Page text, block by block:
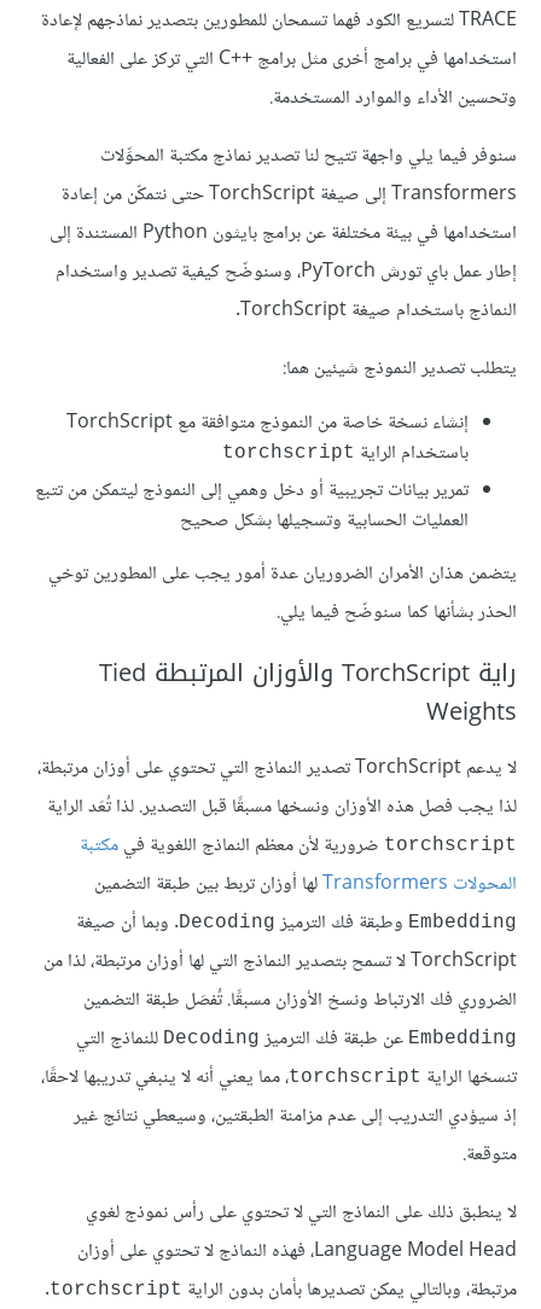
TRACEلتسريع الكود فهما تسمحان للمطورين بتصدير نماذجهم لإعادة
استخدامها في برامج أخرى مثل برامج C++‎ التي تركز على الفعالية
وتحسين الأداء والموارد المستخدمة.
سنوفر فيما يلي واجهة تتيح لنا تصدير نماذج مكتبة المحوِّلات
Transformers إلى صيغة TorchScript حتى نتمكّن من إعادة
استخدامها في بيئة مختلفة عن برامج بايثون Python المستندة إلى
إطار عمل باي تورش PyTorch، وسنوضّح كيفية تصدير واستخدام
النماذج باستخدام صيغة TorchScript.
يتطلب تصدير النموذج شيئين هما:
إنشاء نسخة خاصة من النموذج متوافقة مع TorchScript
باستخدام الراية torchscript
تمرير بيانات تجريبية أو دخل وهمي إلى النموذج ليتمكن من تتبع
العمليات الحسابية وتسجيلها بشكل صحيح
يتضمن هذان الأمران الضروريان عدة أمور يجب على المطورين توخي
الحذر بشأنها كما سنوضّح فيما يلي.
راية TorchScript والأوزان المرتبطة Tied
Weights
لا يدعم TorchScript تصدير النماذج التي تحتوي على أوزان مرتبطة،
لذا يجب فصل هذه الأوزان ونسخها مسبقًا قبل التصدير. لذا تُعَد الراية
torchscript ضرورية لأن معظم النماذج اللغوية فيمكتبة
المحولات Transformers
لها أوزان تربط بين طبقة التضمين
Embedding وطبقة فك الترميز Decoding. وبما أن صيغة
TorchScript لا تسمح بتصدير النماذج التي لها أوزان مرتبطة، لذا من
الضروري فك الارتباط ونسخ الأوزان مسبقًا. تُفصَل طبقة التضمين
Embedding عن طبقة فك الترميز Decoding للنماذج التي
تنسخها الراية torchscript، مما يعني أنه لا ينبغي تدريبها لاحقًا،
إذ سيؤدي التدريب إلى عدم مزامنة الطبقتين، وسيعطي نتائج غير
متوقعة.
لا ينطبق ذلك على النماذج التي لا تحتوي على رأس نموذج لغوي
Language Model Head، فهذه النماذج لا تحتوي على أوزان
مرتبطة، وبالتالي يمكن تصديرها بأمان بدون الراية torchscript
.